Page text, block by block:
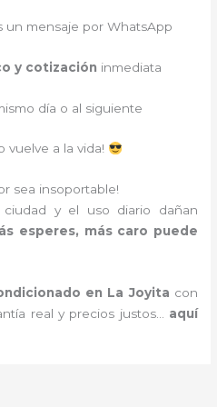
un mensaje por WhatsApp
y cotización inmediata
día o al siguiente
vuelve a la vida!
sea insoportable!
y el uso diario dañan
esperes, más caro puede
en La Joyita con
real y precios justos… aquí